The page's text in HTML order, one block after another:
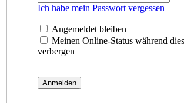
Ich habe mein Passwort vergessen
Angemeldet bleiben
Meinen Online-Status während
verbergen